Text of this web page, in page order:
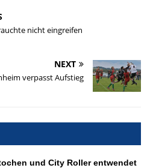
nicht eingreifen
NEXT
verpasst Aufstieg
und City Roller entwendet